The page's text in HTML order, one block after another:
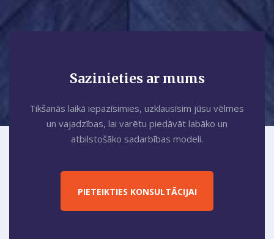
Sazinieties ar mums
Tikšanās laikā iepazīsimies, uzklausīsim jūsu vēlmes
un vajadzības, lai varētu piedāvāt labāko un
atbilstošāko sadarbības modeli.
PIETEIKTIES KONSULTĀCIJAI